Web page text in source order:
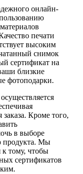
онлайн-
печати
высоким
снимок
сертификат на
близкие
фотоподарки.
Кроме того,
в выборе
продукта. Мы
тому, чтобы
сертификатов